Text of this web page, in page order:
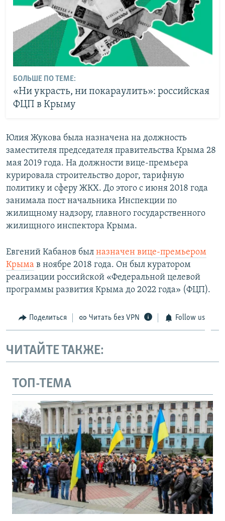
БОЛЬШЕ ПО ТЕМЕ:
«Ни украсть, ни покараулить»: российская
ФЦП в Крыму
Юлия Жукова была назначена на должность
заместителя председателя правительства Крыма 28
мая 2019 года. На должности вице-премьера
курировала строительство дорог, тарифную
политику и сферу ЖКХ. До этого с июня 2018 года
занимала пост начальника Инспекции по
жилищному надзору, главного государственного
жилищного инспектора Крыма.
Евгений Кабанов был назначен вице-премьером
Крыма в ноябре 2018 года. Он был куратором
реализации российской «Федеральной целевой
программы развития Крыма до 2022 года» (ФЦП).
Поделиться Читать без VPN Follow us
ЧИТАЙТЕ ТАКЖЕ:
ТОП-ТЕМА